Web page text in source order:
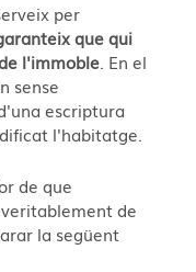
per
que qui
l'immoble . En el
sense
escriptura
l'habitatge.
de que
de
la següent